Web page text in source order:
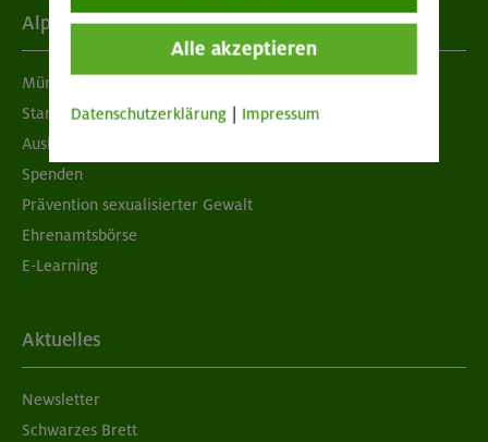
Alpenverein
München & Oberland
Standorte
Ausbildung & Jobs
Spenden
Prävention sexualisierter Gewalt
Ehrenamtsbörse
E-Learning
Aktuelles
Newsletter
Schwarzes Brett
Alle akzeptieren
Datenschutzerklärung Impressum